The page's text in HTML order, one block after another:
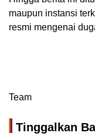
maupun instansi
resmi mengenai
Team
Tinggalkan